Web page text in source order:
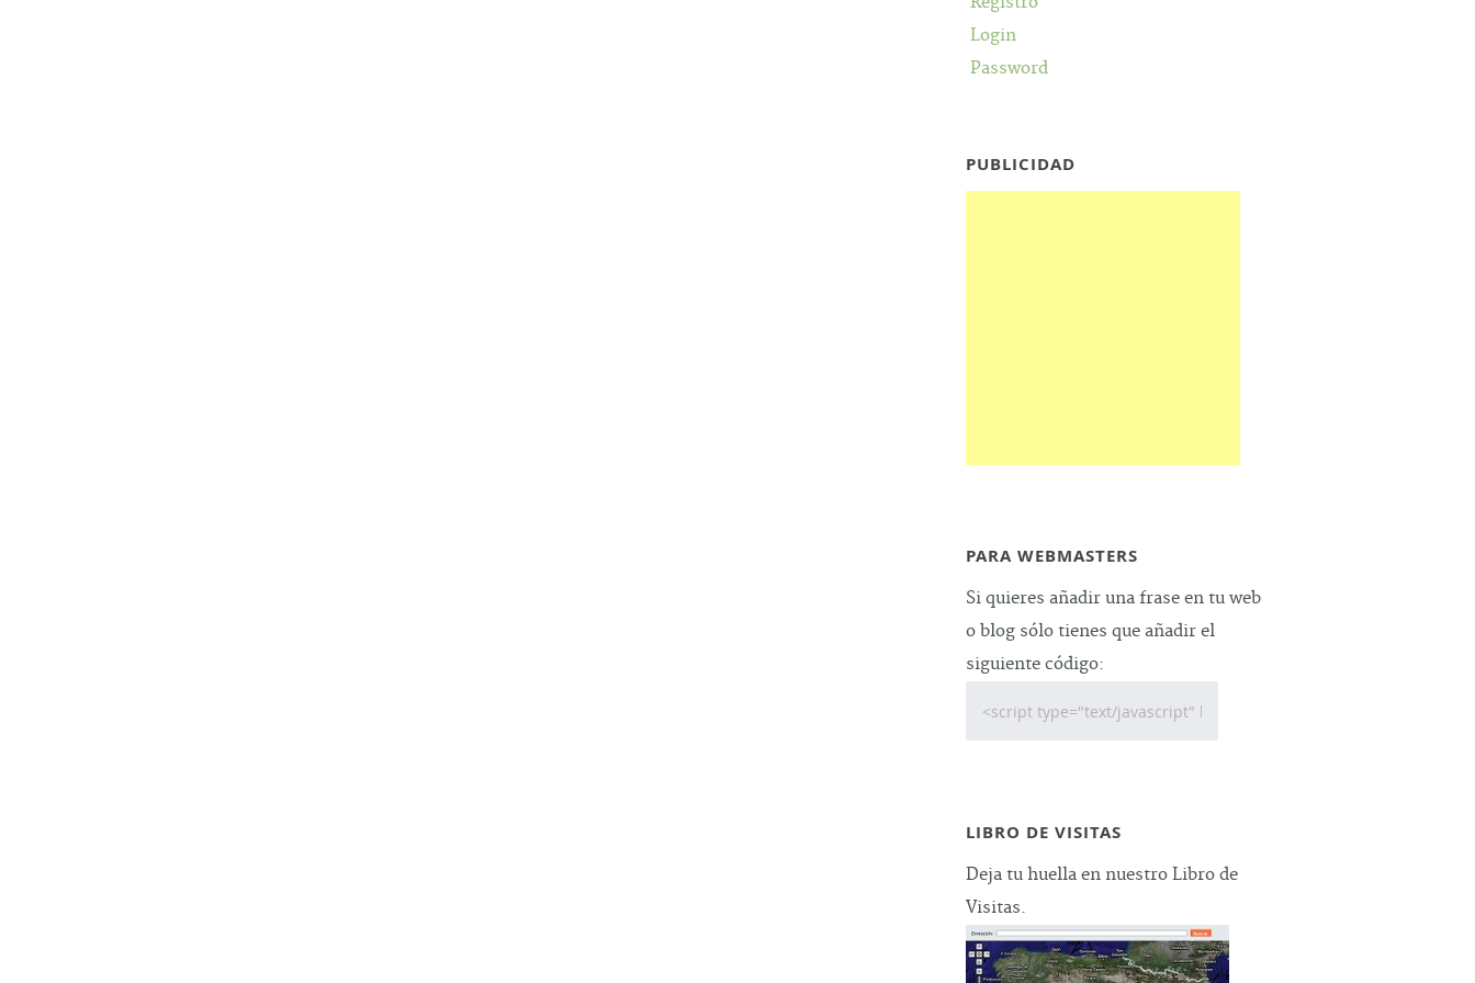
Login
Password
PUBLICIDAD
PARA WEBMASTERS
Si quieres añadir una frase en tu web
o blog sólo tienes que añadir el
siguiente código:
LIBRO DE VISITAS
Deja tu huella en nuestro Libro de
Visitas.